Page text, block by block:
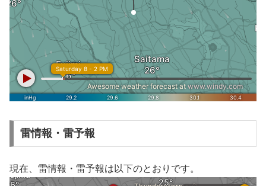
雷情報・雷予報
現在、雷情報・雷予報は以下のとおりです。